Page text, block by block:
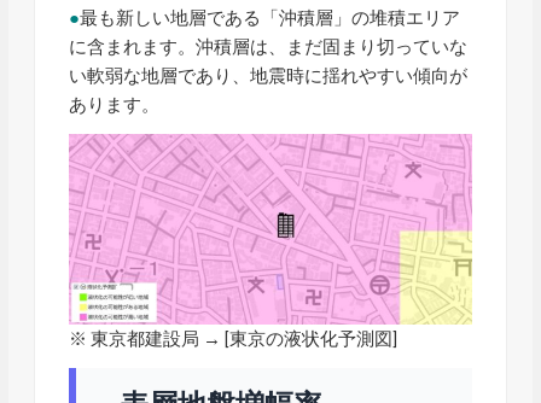
●最も新しい地層である「沖積層」の堆積エリア
に含まれます。沖積層は、まだ固まり切っていな
い軟弱な地層であり、地震時に揺れやすい傾向が
あります。
※ 東京都建設局 → [東京の液状化予測図]